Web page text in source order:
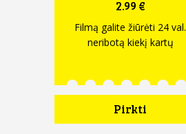
2.99 €
Filmą galite žiūrėti 24 val.
neribotą kiekį kartų
Pirkti